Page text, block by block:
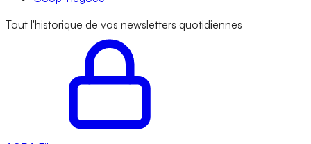
Tout l'historique de vos newsletters quotidiennes